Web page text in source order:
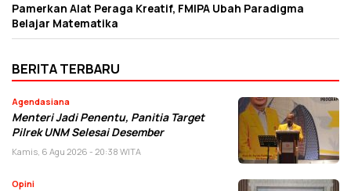
Pamerkan Alat Peraga Kreatif, FMIPA Ubah Paradigma
Belajar Matematika
BERITA TERBARU
Agendasiana
Menteri Jadi Penentu, Panitia Target
Pilrek UNM Selesai Desember
Kamis, 6 Agu 2026 - 20:38 WITA
Opini